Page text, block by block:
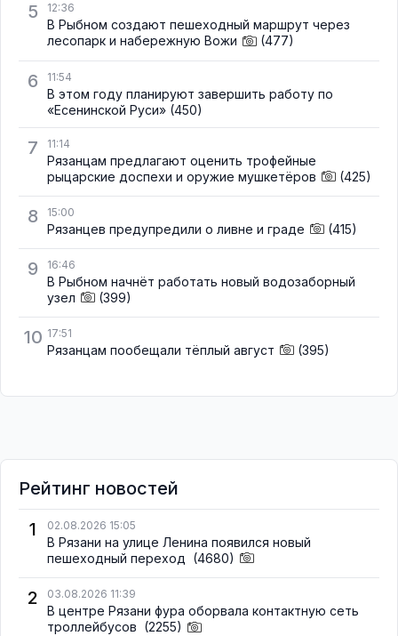
5 12:36
В Рыбном создают пешеходный маршрут через
лесопарк и набережную Вожи
(477)
6 11:54
В этом году планируют завершить работу по
«Есенинской Руси» (450)
7 11:14
Рязанцам предлагают оценить трофейные
рыцарские доспехи и оружие мушкетёров
(425)
8 15:00
Рязанцев предупредили о ливне и граде (415)
9 16:46
В Рыбном начнёт работать новый водозаборный
узел
(399)
10 17:51
Рязанцам пообещали тёплый август (395)
Рейтинг новостей
1
02.08.2026 15:05
В Рязани на улице Ленина появился новый
пешеходный переход (4680)
2 03.08.2026 11:39
В центре Рязани фура оборвала контактную сеть
троллейбусов (2255)